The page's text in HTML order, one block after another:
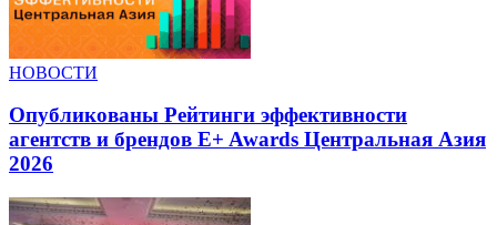
НОВОСТИ
Опубликованы Рейтинги эффективности
агентств и брендов E+ Awards Центральная Азия
2026